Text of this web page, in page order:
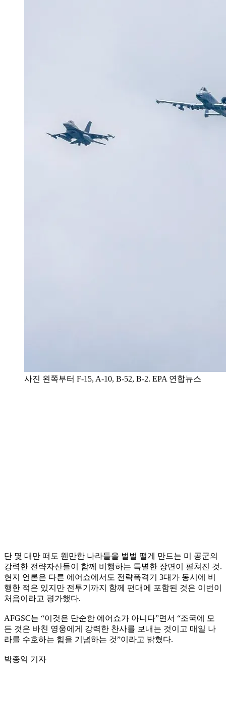
사진 왼쪽부터 F-15, A-10, B-52, B-2. EPA 연합뉴스
단 몇 대만 떠도 웬만한 나라들을 벌벌 떨게 만드는 미 공군의
강력한 전략자산들이 함께 비행하는 특별한 장면이 펼쳐진 것.
현지 언론은 다른 에어쇼에서도 전략폭격기 3대가 동시에 비
행한 적은 있지만 전투기까지 함께 편대에 포함된 것은 이번이
처음이라고 평가했다.
AFGSC는 “이것은 단순한 에어쇼가 아니다”면서 “조국에 모
든 것은 바친 영웅에게 강력한 찬사를 보내는 것이고 매일 나
라를 수호하는 힘을 기념하는 것”이라고 밝혔다.
박종익 기자